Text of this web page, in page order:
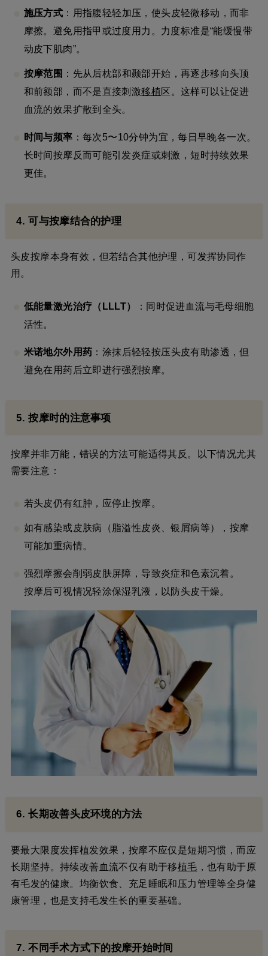
施压方式 ：用指腹轻轻加压，使头皮轻微移动，而非
摩擦。避免用指甲或过度用力。力度标准是“能缓慢带
动皮下肌肉”。
按摩范围 ：先从后枕部和颞部开始，再逐步移向头顶
和前额部，而不是直接刺激移植区。这样可以让促进
血流的效果扩散到全头。
时间与频率 ：每次5〜10分钟为宜，每日早晚各一次。
长时间按摩反而可能引发炎症或刺激，短时持续效果
更佳。
4. 可与按摩结合的护理
头皮按摩本身有效，但若结合其他护理，可发挥协同作
用。
低能量激光治疗（LLLT）
：同时促进血流与毛母细胞
活性。
米诺地尔外用药 ：涂抹后轻轻按压头皮有助渗透，但
避免在用药后立即进行强烈按摩。
5. 按摩时的注意事项
按摩并非万能，错误的方法可能适得其反。以下情况尤其
需要注意：
若头皮仍有红肿，应停止按摩。
如有感染或皮肤病（脂溢性皮炎、银屑病等），按摩
可能加重病情。
强烈摩擦会削弱皮肤屏障，导致炎症和色素沉着。
按摩后可视情况轻涂保湿乳液，以防头皮干燥。
6. 长期改善头皮环境的方法
要最大限度发挥植发效果，按摩不应仅是短期习惯，而应
长期坚持。持续改善血流不仅有助于移植毛 ，也有助于原
有毛发的健康。均衡饮食、充足睡眠和压力管理等全身健
康管理，也是支持毛发生长的重要基础。
7. 不同手术方式下的按摩开始时间